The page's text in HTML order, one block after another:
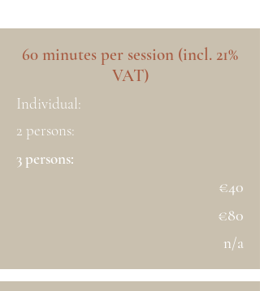
60 minutes per session (incl. 21%
VAT)
Individual:
2 persons:
3 persons:
€40
€80
n/a